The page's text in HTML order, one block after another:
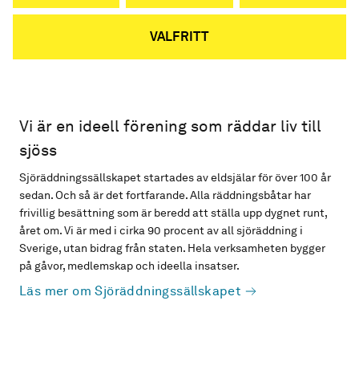
VALFRITT
Vi är en ideell förening som räddar liv till
sjöss
Sjöräddningssällskapet startades av eldsjälar för över 100 år
sedan. Och så är det fortfarande. Alla räddningsbåtar har
frivillig besättning som är beredd att ställa upp dygnet runt,
året om. Vi är med i cirka 90 procent av all sjöräddning i
Sverige, utan bidrag från staten. Hela verksamheten bygger
på gåvor, medlemskap och ideella insatser.
Läs mer om Sjöräddningssällskapet